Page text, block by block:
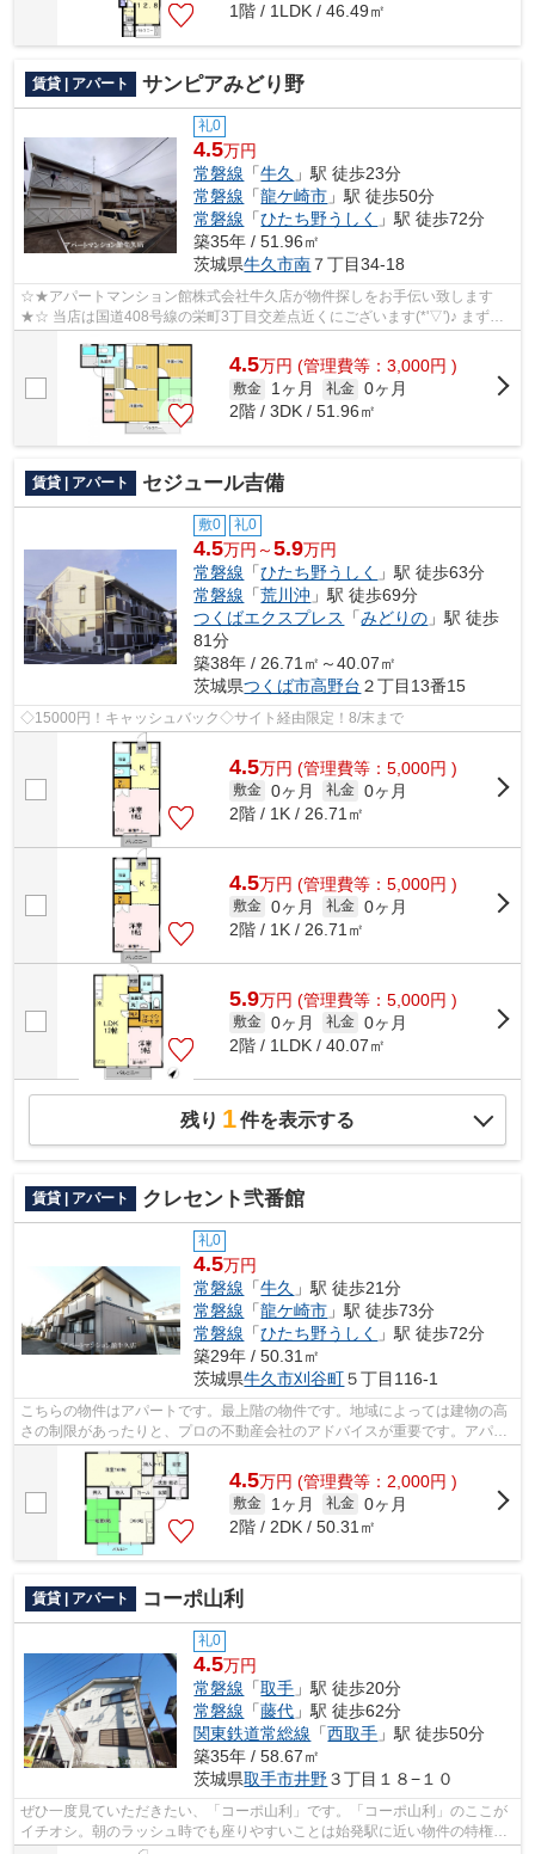
1階 / 1LDK / 46.49㎡
賃貸 | アパート サンピアみどり野
礼0
4.5万円
常磐線 「牛久 」駅 徒歩23分
常磐線 「龍ケ崎市 」駅 徒歩50分
常磐線 「ひたち野うしく
」駅 徒歩72分
築35年 / 51.96㎡
茨城県牛久市南 ７丁目34-18
☆★アパートマンション館株式会社牛久店が物件探しをお手伝い致します
★☆ 当店は国道408号線の栄町3丁目交差点近くにございます(*'▽')♪ まずは
お気軽に029(878)3700までお電...
4.5万円 (管理費等：3,000円 )
敷金 1ヶ月 礼金 0ヶ月
2階 / 3DK / 51.96㎡
賃貸 | アパート セジュール吉備
敷0 礼0
4.5万円～5.9万円
常磐線 「ひたち野うしく
」駅 徒歩63分
常磐線 「荒川沖 」駅 徒歩69分
つくばエクスプレス
「みどりの 」駅 徒歩
81分
築38年 / 26.71㎡～40.07㎡
茨城県つくば市高野台 ２丁目13番15
◇15000円！キャッシュバック◇サイト経由限定！8/末まで
4.5万円 (管理費等：5,000円 )
敷金 0ヶ月 礼金 0ヶ月
2階 / 1K / 26.71㎡
4.5万円 (管理費等：5,000円 )
敷金 0ヶ月 礼金 0ヶ月
2階 / 1K / 26.71㎡
5.9万円 (管理費等：5,000円 )
敷金 0ヶ月 礼金 0ヶ月
2階 / 1LDK / 40.07㎡
残り 1件を表示する
賃貸 | アパート クレセント弐番館
礼0
4.5万円
常磐線 「牛久 」駅 徒歩21分
常磐線 「龍ケ崎市 」駅 徒歩73分
常磐線 「ひたち野うしく
」駅 徒歩72分
築29年 / 50.31㎡
茨城県牛久市刈谷町５丁目116-1
こちらの物件はアパートです。最上階の物件です。地域によっては建物の高
さの制限があったりと、プロの不動産会社のアドバイスが重要です。アパー
トマンション館 牛久店は牛久市の不...
4.5万円 (管理費等：2,000円 )
敷金 1ヶ月 礼金 0ヶ月
2階 / 2DK / 50.31㎡
賃貸 | アパート コーポ山利
礼0
4.5万円
常磐線 「取手 」駅 徒歩20分
常磐線 「藤代 」駅 徒歩62分
関東鉄道常総線 「西取手 」駅 徒歩50分
築35年 / 58.67㎡
茨城県取手市井野３丁目１８−１０
ぜひ一度見ていただきたい、「コーポ山利」です。「コーポ山利」のここが
イチオシ。朝のラッシュ時でも座りやすいことは始発駅に近い物件の特権で